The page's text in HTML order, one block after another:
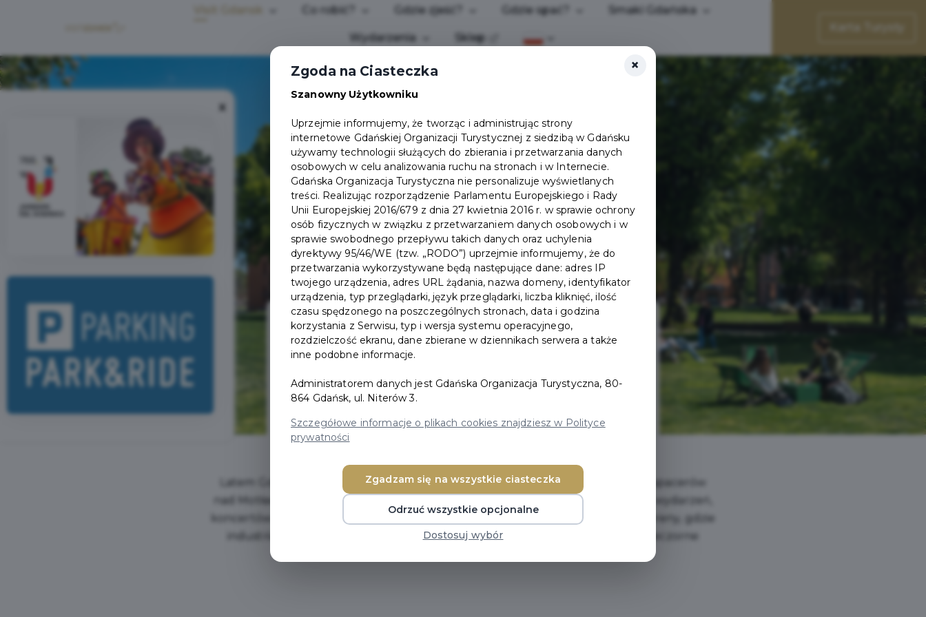
Visit Gdansk Co robić? Gdzie zjeść? Gdzie spać? Smaki Gdańska
Wydarzenia Sklep
Karta Turysty
X
Lato w Gdańsku
Latem Gdańsk tętni energią od rana do wieczora. Słoneczne dni zachęcają do spacerów
nad Motławą, odpoczynku na plaży i odkrywania miasta w rytmie plenerowych wydarzeń,
koncertów i festiwali. A gdy zapada zmrok, warto przenieść się na stoczniowe tereny, gdzie
industrialny klimat spotyka się z muzyką i swobodną atmosferą idealną na wieczorne
×
Zgoda na Ciasteczka
Szanowny Użytkowniku
Uprzejmie informujemy, że tworząc i administrując strony
internetowe Gdańskiej Organizacji Turystycznej z siedzibą w Gdańsku
używamy technologii służących do zbierania i przetwarzania danych
osobowych w celu analizowania ruchu na stronach i w Internecie.
Gdańska Organizacja Turystyczna nie personalizuje wyświetlanych
treści. Realizując rozporządzenie Parlamentu Europejskiego i Rady
Unii Europejskiej 2016/679 z dnia 27 kwietnia 2016 r. w sprawie ochrony
osób fizycznych w związku z przetwarzaniem danych osobowych i w
sprawie swobodnego przepływu takich danych oraz uchylenia
dyrektywy 95/46/WE (tzw. „RODO”) uprzejmie informujemy, że do
przetwarzania wykorzystywane będą następujące dane: adres IP
twojego urządzenia, adres URL żądania, nazwa domeny, identyfikator
urządzenia, typ przeglądarki, język przeglądarki, liczba kliknięć, ilość
czasu spędzonego na poszczególnych stronach, data i godzina
korzystania z Serwisu, typ i wersja systemu operacyjnego,
rozdzielczość ekranu, dane zbierane w dziennikach serwera a także
inne podobne informacje.
Administratorem danych jest Gdańska Organizacja Turystyczna, 80-
864 Gdańsk, ul. Niterów 3.
Szczegółowe informacje o plikach cookies znajdziesz w Polityce
prywatności
Zgadzam się na wszystkie ciasteczka
Odrzuć wszystkie opcjonalne
Dostosuj wybór